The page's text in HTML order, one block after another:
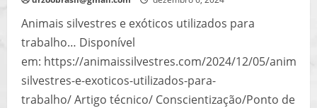
Animais silvestres e exóticos utilizados para
trabalho… Disponível
em: https://animaissilvestres.com/2024/12/05/animais-
silvestres-e-exoticos-utilizados-para-
trabalho/ Artigo técnico/ Conscientização/Ponto de